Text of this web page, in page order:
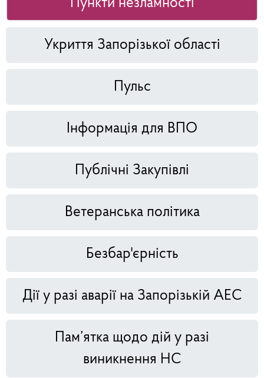
Пункти незламності
Укриття Запорізької області
Пульс
Інформація для ВПО
Публічні Закупівлі
Ветеранська політика
Безбар'єрність
Дії у разі аварії на Запорізькій АЕС
Пам’ятка щодо дій у разі
виникнення НС